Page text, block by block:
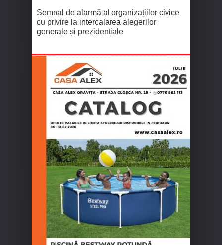
Semnal de alarmă al organizațiilor civice
cu privire la intercalarea alegerilor
generale și prezidențiale